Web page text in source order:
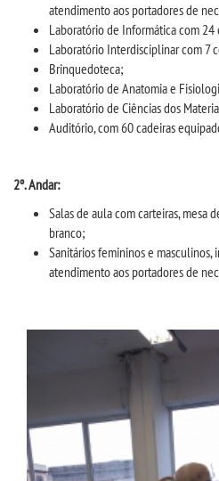
WEBMAIL
PORTAL DE ALUNOS
PORTAL DE PROFESSORES/ACADÊMICO
UNIESP
CONTATO
TRABALHE CONOSCO
atendimento aos portadores de
Laboratório de Informática com 24
Laboratório Interdisciplinar com 7
Brinquedoteca;
Laboratório de Anatomia e
Laboratório de Ciências dos
Auditório, com 60 cadeiras
2º. Andar:
Salas de aula com carteiras, mesa
branco;
Sanitários femininos e masculinos,
atendimento aos portadores de